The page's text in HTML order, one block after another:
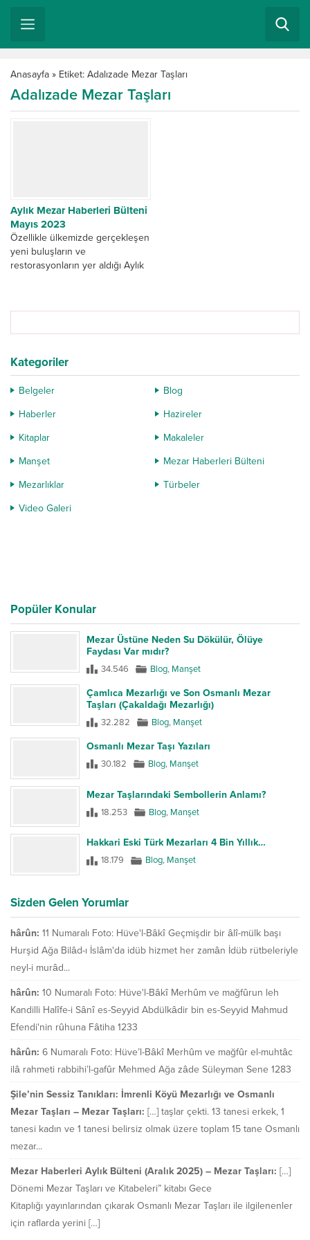
Anasayfa » Etiket: Adalızade Mezar Taşları
Adalızade Mezar Taşları
Aylık Mezar Haberleri Bülteni
Mayıs 2023
Özellikle ülkemizde gerçekleşen
yeni buluşların ve
restorasyonların yer aldığı Aylık
Kategoriler
Belgeler
Blog
Haberler
Hazireler
Kitaplar
Makaleler
Manşet
Mezar Haberleri Bülteni
Mezarlıklar
Türbeler
Video Galeri
Popüler Konular
Mezar Üstüne Neden Su Dökülür, Ölüye
Faydası Var mıdır?
34.546 Blog, Manşet
Çamlıca Mezarlığı ve Son Osmanlı Mezar
Taşları (Çakaldağı Mezarlığı)
32.282 Blog, Manşet
Osmanlı Mezar Taşı Yazıları
30.182 Blog, Manşet
Mezar Taşlarındaki Sembollerin Anlamı?
18.253 Blog, Manşet
Hakkari Eski Türk Mezarları 4 Bin Yıllık…
18.179 Blog, Manşet
Sizden Gelen Yorumlar
hârûn: 11 Numaralı Foto: Hüve'l-Bâkî Geçmişdir bir âlî-mülk başı
Hurşid Ağa Bilâd-ı İslâm'da idüb hizmet her zamân İdüb rütbeleriyle
neyl-i murâd...
hârûn: 10 Numaralı Foto: Hüve'l-Bâkî Merhûm ve mağfûrun leh
Kandilli Halîfe-i Sânî es-Seyyid Abdülkâdir bin es-Seyyid Mahmud
Efendi'nin rûhuna Fâtiha 1233
hârûn: 6 Numaralı Foto: Hüve’l-Bâkî Merhûm ve mağfûr el-muhtâc
ilâ rahmeti rabbihi’l-gafûr Mehmed Ağa zâde Süleyman Sene 1283
Şile’nin Sessiz Tanıkları: İmrenli Köyü Mezarlığı ve Osmanlı
Mezar Taşları – Mezar Taşları: […] taşlar çekti. 13 tanesi erkek, 1
tanesi kadın ve 1 tanesi belirsiz olmak üzere toplam 15 tane Osmanlı
mezar...
Mezar Haberleri Aylık Bülteni (Aralık 2025) – Mezar Taşları: […]
Dönemi Mezar Taşları ve Kitabeleri” kitabı Gece
Kitaplığı yayınlarından çıkarak Osmanlı Mezar Taşları ile ilgilenenler
için raflarda yerini […]